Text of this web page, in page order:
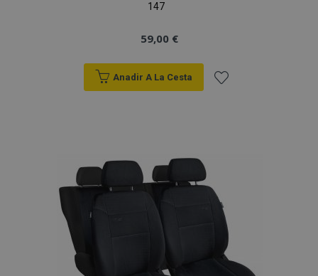
147
59,00 €
Anadir A La Cesta
de
Deseos